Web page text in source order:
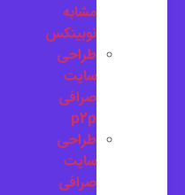
مشابه
نوبیتکس
طراحی
سایت
صرافی
p2p
طراحی
سایت
صرافی